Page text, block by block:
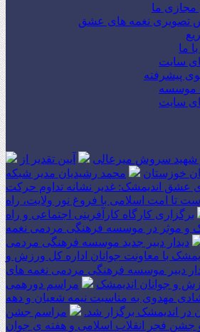
ما
تصویری نغمه های عشق
ما
سایت
پیشرفته
موسسه
سایت
شهید سروش میرعالی
آیین تقدیر از
خوزستان
محمد رشیدیان مدیر شبکه
عشق اندیمشک: غدیر نشانه تداوم حرکت
تا امت اسلامی با فروغ نور ولایت، راه
برگزاری کارگاه کارآفرینی اجتماعی و راه
و موثر در موسسه فرهنگی مردمی نغمه
دیدار دبیر جدید موسسه فرهنگی مردمی
با معاونت جوانان اداره کل ورزش و
دبیر موسسه فرهنگی مردمی نغمه های
و جوانان اندیمشک
مراسم دورهمی
شادی مهدوی به مناسبت نیمه شعبان و دهه
در اندیمشک برگزار شد.
مراسم جشن
جشن فجر انقلاب اسلامی و هفته ی جوان